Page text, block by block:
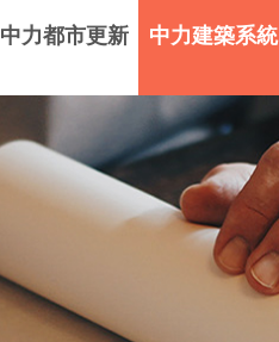
中力都市更新 中力建築系統